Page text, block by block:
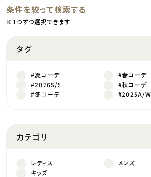
条件を絞って検索する
※1つずつ選択できます
タグ
#夏コーデ
#春コーデ
#2026S/S
#秋コーデ
#冬コーデ
#2025A/W
カテゴリ
レディス
メンズ
キッズ